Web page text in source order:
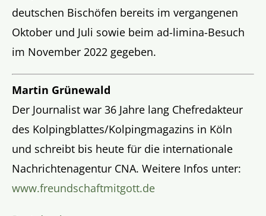
deutschen Bischöfen bereits im vergangenen
Oktober und Juli sowie beim ad-limina-Besuch
im November 2022 gegeben.
Martin Grünewald
Der Journalist war 36 Jahre lang Chefredakteur
des Kolpingblattes/Kolpingmagazins in Köln
und schreibt bis heute für die internationale
Nachrichtenagentur CNA. Weitere Infos unter:
www.freundschaftmitgott.de